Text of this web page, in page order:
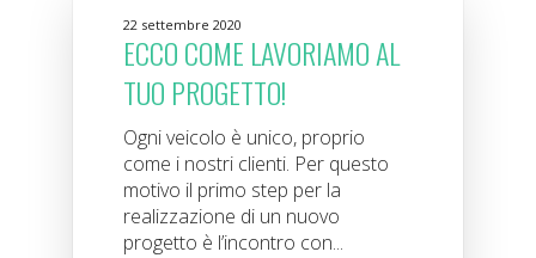
22 settembre 2020
ECCO COME LAVORIAMO AL
TUO PROGETTO!
Ogni veicolo è unico, proprio
come i nostri clienti. Per questo
motivo il primo step per la
realizzazione di un nuovo
progetto è l’incontro con...